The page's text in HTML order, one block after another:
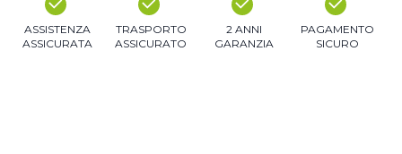
ASSISTENZA
ASSICURATA
TRASPORTO
ASSICURATO
2 ANNI
GARANZIA
PAGAMENTO
SICURO